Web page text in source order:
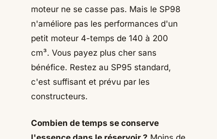
moteur ne se casse pas. Mais le SP98
n'améliore pas les performances d'un
petit moteur 4-temps de 140 à 200
cm³. Vous payez plus cher sans
bénéfice. Restez au SP95 standard,
c'est suffisant et prévu par les
constructeurs.
Combien de temps se conserve